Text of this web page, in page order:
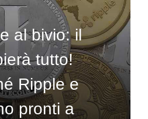
al bivio: il
tutto!
Ripple e
pronti a